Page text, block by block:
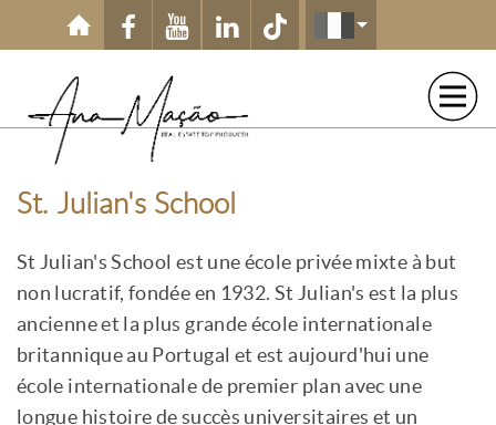
Aller au contenu principal
St. Julian's School
St Julian's School est une école privée mixte à but
non lucratif, fondée en 1932. St Julian's est la plus
ancienne et la plus grande école internationale
britannique au Portugal et est aujourd'hui une
école internationale de premier plan avec une
longue histoire de succès universitaires et un